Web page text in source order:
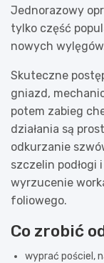
Jednorazowy
tylko część
nowych
Skuteczne
gniazd,
potem zabieg
działania są
odkurzanie
szczelin
wyrzucenie
foliowego.
Co zrobić
wyprać pościel,